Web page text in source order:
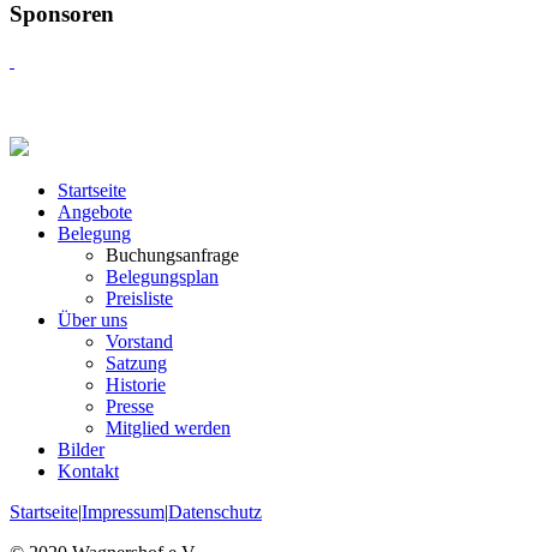
Sponsoren
Startseite
Angebote
Belegung
Buchungsanfrage
Belegungsplan
Preisliste
Über uns
Vorstand
Satzung
Historie
Presse
Mitglied werden
Bilder
Kontakt
Startseite|Impressum|Datenschutz